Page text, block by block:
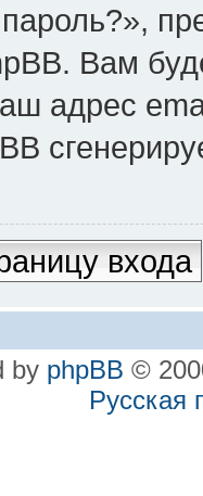
Вам
адрес
входа
by phpBB ©
Русская